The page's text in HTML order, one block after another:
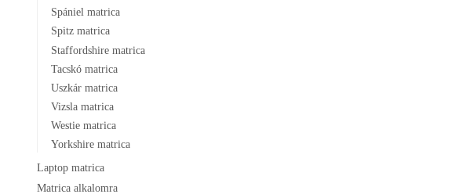
Spániel matrica
Spitz matrica
Staffordshire matrica
Tacskó matrica
Uszkár matrica
Vizsla matrica
Westie matrica
Yorkshire matrica
Laptop matrica
Matrica alkalomra